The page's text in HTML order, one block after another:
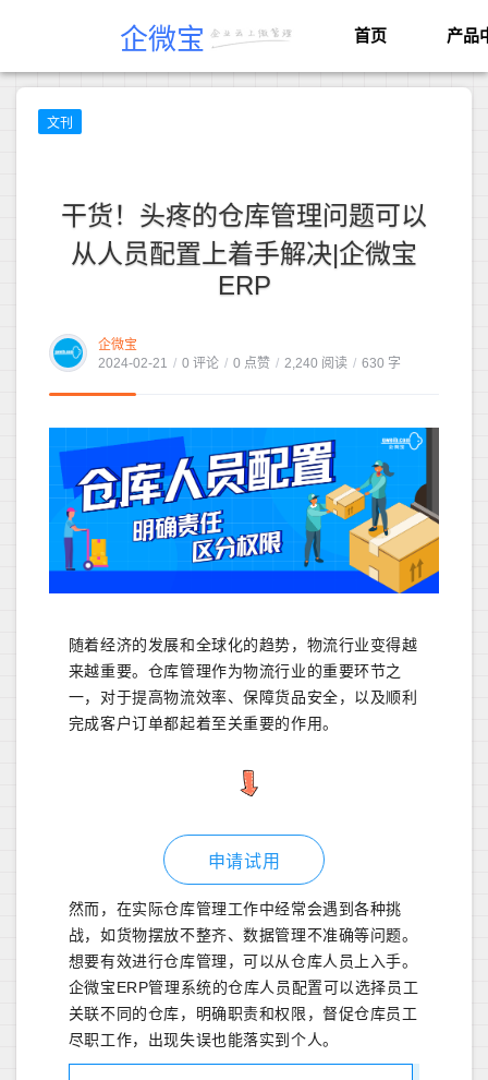
企微宝 首页 产品
文刊
干货！头疼的仓库管理问题可以
从人员配置上着手解决|企微宝
ERP
企微宝
2024-02-21 / 0 评论 / 0 点赞 / 2,240 阅读 / 630 字
随着经济的发展和全球化的趋势，物流行业变得越
来越重要。仓库管理作为物流行业的重要环节之
一，对于提高物流效率、保障货品安全，以及顺利
完成客户订单都起着至关重要的作用。
申请试用
然而，在实际仓库管理工作中经常会遇到各种挑
战，如货物摆放不整齐、数据管理不准确等问题。
想要有效进行仓库管理，可以从仓库人员上入手。
企微宝ERP管理系统的仓库人员配置可以选择员工
关联不同的仓库，明确职责和权限，督促仓库员工
尽职工作，出现失误也能落实到个人。